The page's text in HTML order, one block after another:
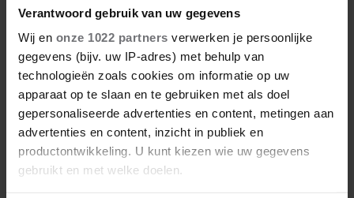
Verantwoord gebruik van uw gegevens
Wij en onze 1022 partners verwerken je persoonlijke
gegevens (bijv. uw IP-adres) met behulp van
technologieën zoals cookies om informatie op uw
apparaat op te slaan en te gebruiken met als doel
gepersonaliseerde advertenties en content, metingen aan
advertenties en content, inzicht in publiek en
productontwikkeling. U kunt kiezen wie uw gegevens
gebruikt en met welke doelen.